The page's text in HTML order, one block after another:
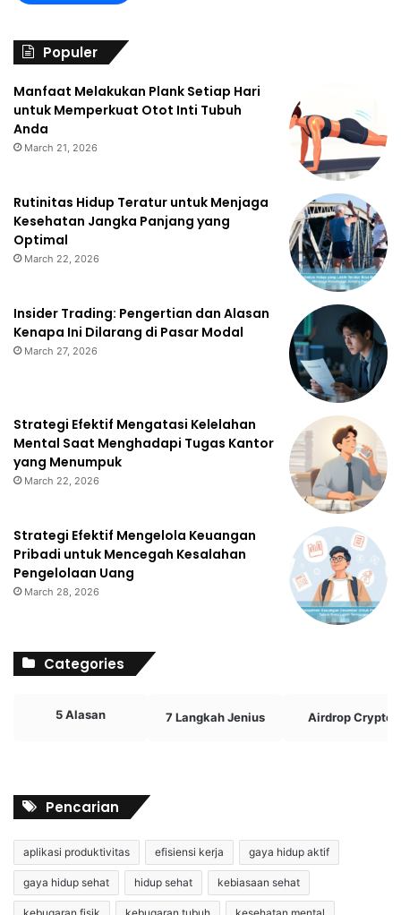
Populer
Manfaat Melakukan Plank Setiap Hari
untuk Memperkuat Otot Inti Tubuh
Anda
March 21, 2026
Rutinitas Hidup Teratur untuk Menjaga
Kesehatan Jangka Panjang yang
Optimal
March 22, 2026
Insider Trading: Pengertian dan Alasan
Kenapa Ini Dilarang di Pasar Modal
March 27, 2026
Strategi Efektif Mengatasi Kelelahan
Mental Saat Menghadapi Tugas Kantor
yang Menumpuk
March 22, 2026
Strategi Efektif Mengelola Keuangan
Pribadi untuk Mencegah Kesalahan
Pengelolaan Uang
March 28, 2026
Categories
5 Alasan 7 Langkah Jenius Airdrop Crypto
Pencarian
aplikasi produktivitas efisiensi kerja gaya hidup aktif
gaya hidup sehat hidup sehat kebiasaan sehat